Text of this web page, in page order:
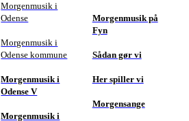
Morgenmusik i
Odense
Morgenmusik i
Odense kommune
Morgenmusik i
Odense V
Morgenmusik i
Morgenmusik på
Fyn
Sådan gør vi
Her spiller vi
Morgensange